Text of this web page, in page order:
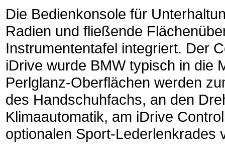
Die Bedienkonsole für
Radien und fließende
Instrumententafel integriert. Der
iDrive wurde BMW typisch in die
Perlglanz-Oberflächen werden
des Handschuhfachs, an den
Klimaautomatik, am iDrive
optionalen Sport-Lederlenkrades